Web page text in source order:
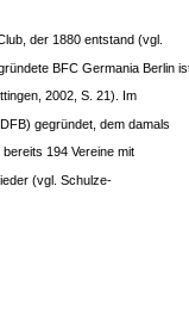
der 1880 entstand (vgl.
BFC Germania Berlin
2002, S. 21). Im
gegründet, dem damals
194 Vereine mit
(vgl. Schulze-